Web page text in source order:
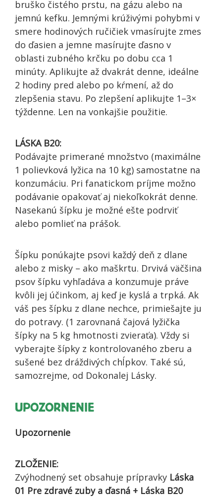
bruško čistého prstu, na gázu alebo na
jemnú kefku. Jemnými krúživými pohybmi v
smere hodinových ručičiek vmasírujte zmes
do ďasien a jemne masírujte ďasno v
oblasti zubného krčku po dobu cca 1
minúty. Aplikujte až dvakrát denne, ideálne
2 hodiny pred alebo po kŕmení, až do
zlepšenia stavu. Po zlepšení aplikujte 1–3×
týždenne. Len na vonkajšie použitie.
LÁSKA B20:
Podávajte primerané množstvo (maximálne
1 polievková lyžica na 10 kg) samostatne na
konzumáciu. Pri fanatickom príjme možno
podávanie opakovať aj niekoľkokrát denne.
Nasekanú šípku je možné ešte podrviť
alebo pomlieť na prášok.
Šípku ponúkajte psovi každý deň z dlane
alebo z misky – ako maškrtu. Drvivá väčšina
psov šípku vyhľadáva a konzumuje práve
kvôli jej účinkom, aj keď je kyslá a trpká. Ak
váš pes šípku z dlane nechce, primiešajte ju
do potravy. (1 zarovnaná čajová lyžička
šípky na 5 kg hmotnosti zvieraťa). Vždy si
vyberajte šípky z kontrolovaného zberu a
sušené bez dráždivých chĺpkov. Také sú,
samozrejme, od Dokonalej Lásky.
UPOZORNENIE
Upozornenie
ZLOŽENIE:
Zvýhodnený set obsahuje prípravky Láska
01 Pre zdravé zuby a ďasná + Láska B20